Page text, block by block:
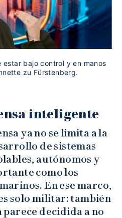
estar bajo control y en manos
zu Fürstenberg.
inteligente
ya no se limita a la
de sistemas
autónomos y
como los
En ese marco,
solo militar: también
decidida a no